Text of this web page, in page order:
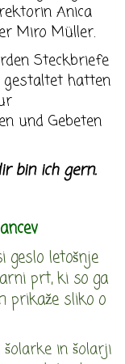
Anica
Miro Müller.
Steckbriefe
gestaltet hatten
und Gebeten
bin ich gern.
geslo letošnje
prt, ki so ga
prikaže sliko o
in šolarji